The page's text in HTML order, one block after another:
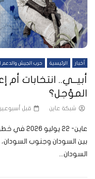
أخبار الرئيسية حرب الجيش والدعم
أبيــي.. انتخابات
المؤجل؟
شبكة عاين قبل
عاين- 22
بين السودان وجنوب
السودان...